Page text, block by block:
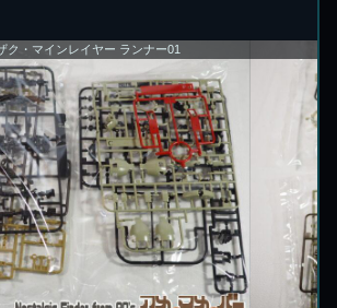
ク・マインレイヤー ランナー01